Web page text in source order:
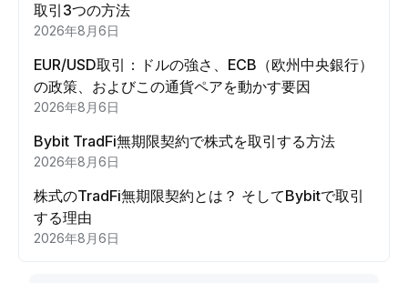
取引3つの方法
2026年8月6日
EUR/USD取引：ドルの強さ、ECB（欧州中央銀行）
の政策、およびこの通貨ペアを動かす要因
2026年8月6日
Bybit TradFi無期限契約で株式を取引する方法
2026年8月6日
株式のTradFi無期限契約とは？ そしてBybitで取引
する理由
2026年8月6日